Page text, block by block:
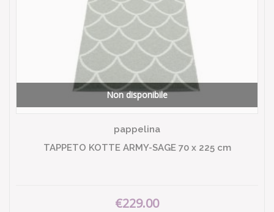
Non disponibile
pappelina
TAPPETO KOTTE ARMY-SAGE 70 x 225 cm
€229.00